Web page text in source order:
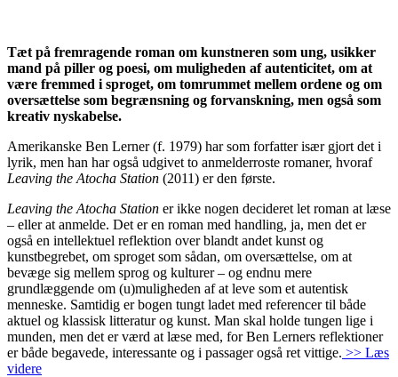
Tæt på fremragende roman om kunstneren som ung, usikker
mand på piller og poesi, om muligheden af autenticitet, om at
være fremmed i sproget, om tomrummet mellem ordene og om
oversættelse som begrænsning og forvanskning, men også som
kreativ nyskabelse.
Amerikanske Ben Lerner (f. 1979) har som forfatter især gjort det i
lyrik, men han har også udgivet to anmelderroste romaner, hvoraf
Leaving the Atocha Station (2011) er den første.
Leaving the Atocha Station er ikke nogen decideret let roman at læse
– eller at anmelde. Det er en roman med handling, ja, men det er
også en intellektuel reflektion over blandt andet kunst og
kunstbegrebet, om sproget som sådan, om oversættelse, om at
bevæge sig mellem sprog og kulturer – og endnu mere
grundlæggende om (u)muligheden af at leve som et autentisk
menneske. Samtidig er bogen tungt ladet med referencer til både
aktuel og klassisk litteratur og kunst. Man skal holde tungen lige i
munden, men det er værd at læse med, for Ben Lerners reflektioner
er både begavede, interessante og i passager også ret vittige. >> Læs
videre